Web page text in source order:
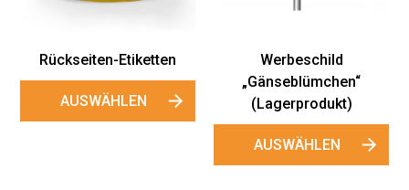
Rückseiten-Etiketten
AUSWÄHLEN
Werbeschild
„Gänseblümchen“
(Lagerprodukt)
AUSWÄHLEN